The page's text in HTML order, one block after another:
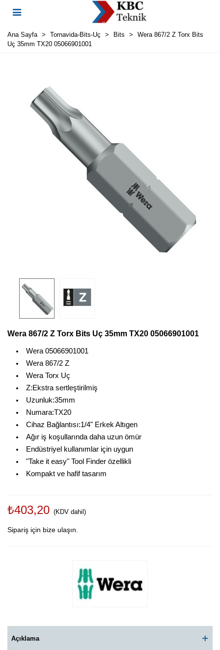
Ana Sayfa > Tornavida-Bits-Uç > Bits >
Wera 867/2 Z Torx Bits
Uç 35mm TX20 05066901001
Wera 867/2 Z Torx Bits Uç 35mm TX20 05066901001
Wera 05066901001
Wera 867/2 Z
Wera Torx Uç
Z:Ekstra sertleştirilmiş
Uzunluk:35mm
Numara:TX20
Cihaz Bağlantısı:1/4" Erkek Altıgen
Ağır iş koşullarında daha uzun ömür
Endüstriyel kullanımlar için uygun
"Take it easy" Tool Finder özellikli
Kompakt ve hafif tasarım
₺403,20 (KDV dahil)
Sipariş için bize ulaşın.
Açıklama